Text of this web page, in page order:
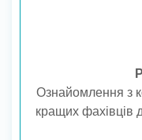
Ознайомлення з
кращих фахівців